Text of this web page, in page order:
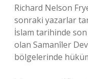
Richard Nelson
sonraki yazarlar
İslam tarihinde
olan Samanîler
bölgelerinde